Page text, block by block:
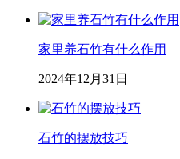
家里养石竹有什么作用
2024年12月31日
石竹的摆放技巧